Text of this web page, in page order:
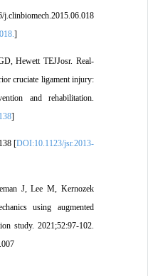
Hewett TEJJosr. Real-
cruciate ligament injury:
and rehabilitation.
0138 [DOI:10.1123/jsr.2013-
J, Lee M, Kernozek
using augmented
study. 2021;52:97-102.